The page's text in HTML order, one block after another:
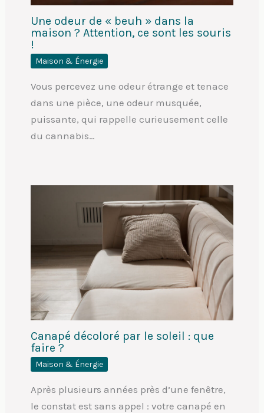
Une odeur de « beuh » dans la
maison ? Attention, ce sont les souris
!
Maison & Énergie
Vous percevez une odeur étrange et tenace
dans une pièce, une odeur musquée,
puissante, qui rappelle curieusement celle
du cannabis…
Canapé décoloré par le soleil : que
faire ?
Maison & Énergie
Après plusieurs années près d’une fenêtre,
le constat est sans appel : votre canapé en